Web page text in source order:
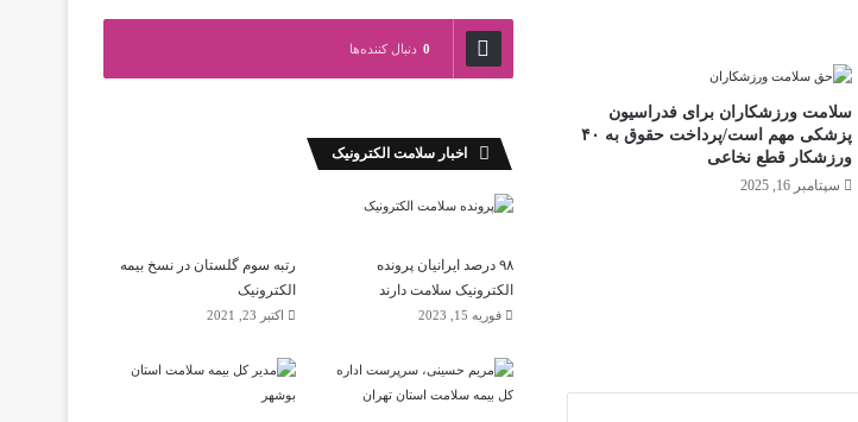
سلامت ورزشکاران برای فدراسیون
پزشکی مهم است/پرداخت حقوق به ۴۰
ورزشکار قطع نخاعی
سپتامبر 16, 2025
0 دنبال کننده‌ها
اخبار سلامت الکترونیک
۹۸ درصد ایرانیان پرونده
الکترونیک سلامت دارند
فوریه 15, 2023
رتبه سوم گلستان در نسخ بیمه
الکترونیک
اکتبر 23, 2021